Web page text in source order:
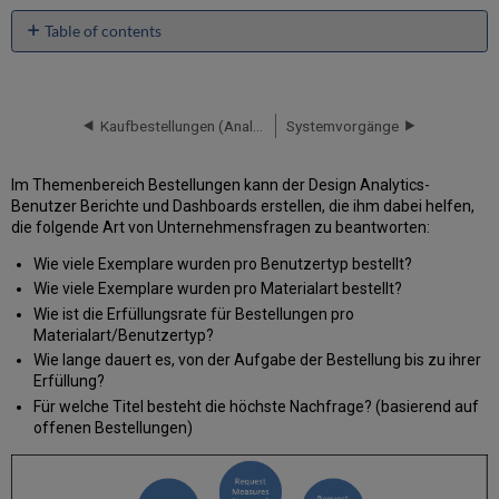
Table of contents
Erstellung
Filtern
der
mit
dem
Kennzeichen
Aktive
Bestellung
Filtern
der
Ergebnisse
mit
dem
Kennzeichen
Systemvorgänge
Im Themenbereich Bestellungen kann der Design Analytics-
Benutzer Berichte und Dashboards erstellen, die ihm dabei helfen,
die folgende Art von Unternehmensfragen zu beantworten:
Wie viele Exemplare wurden pro Benutzertyp bestellt?
Wie viele Exemplare wurden pro Materialart bestellt?
Wie ist die Erfüllungsrate für Bestellungen pro
Materialart/Benutzertyp?
Wie lange dauert es, von der Aufgabe der Bestellung bis zu ihrer
Erfüllung?
Für welche Titel besteht die höchste Nachfrage? (basierend auf
offenen Bestellungen)